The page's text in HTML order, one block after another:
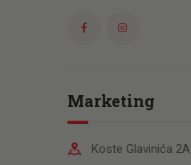
Marketing
Koste Glavinića 2A